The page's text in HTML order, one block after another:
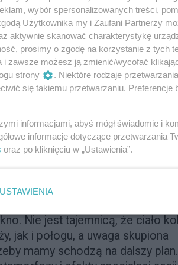
Chcemy uwidocznić te
dyskusję
potrzeb, a poprzez to
każda z mam poczuje
pięknie - mówi Marek
Unit Manager IBSA
zainicjowano także po
Nie jest tajemnicą, że ciało
jak i połogu, a uwaga skupiona
mamy schodzą na dalszy plan.
wybór spersonalizowanych treści,
Użytkownika my i Zaufani Partnerzy
aktywnie skanować charakterystykę
prosimy o zgodę na korzystanie z tych
i zawsze możesz ją zmienić/wycofać
strony
. Niektóre rodzaje
się takiemu przetwarzaniu. Preferencje
informacjami, abyś mógł świadomie i
informacje dotyczące przetwarzania
oraz po kliknięciu w „Ustawienia”.
USTAWIENIA